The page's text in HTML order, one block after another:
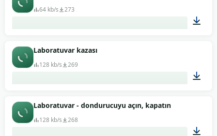
64 kb/s 273
Laboratuvar kazası
128 kb/s 269
Laboratuvar - dondurucuyu açın, kapatın
128 kb/s 268